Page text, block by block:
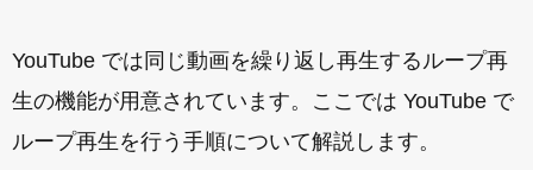
YouTube では同じ動画を繰り返し再生するループ再
生の機能が用意されています。ここでは YouTube で
ループ再生を行う手順について解説します。